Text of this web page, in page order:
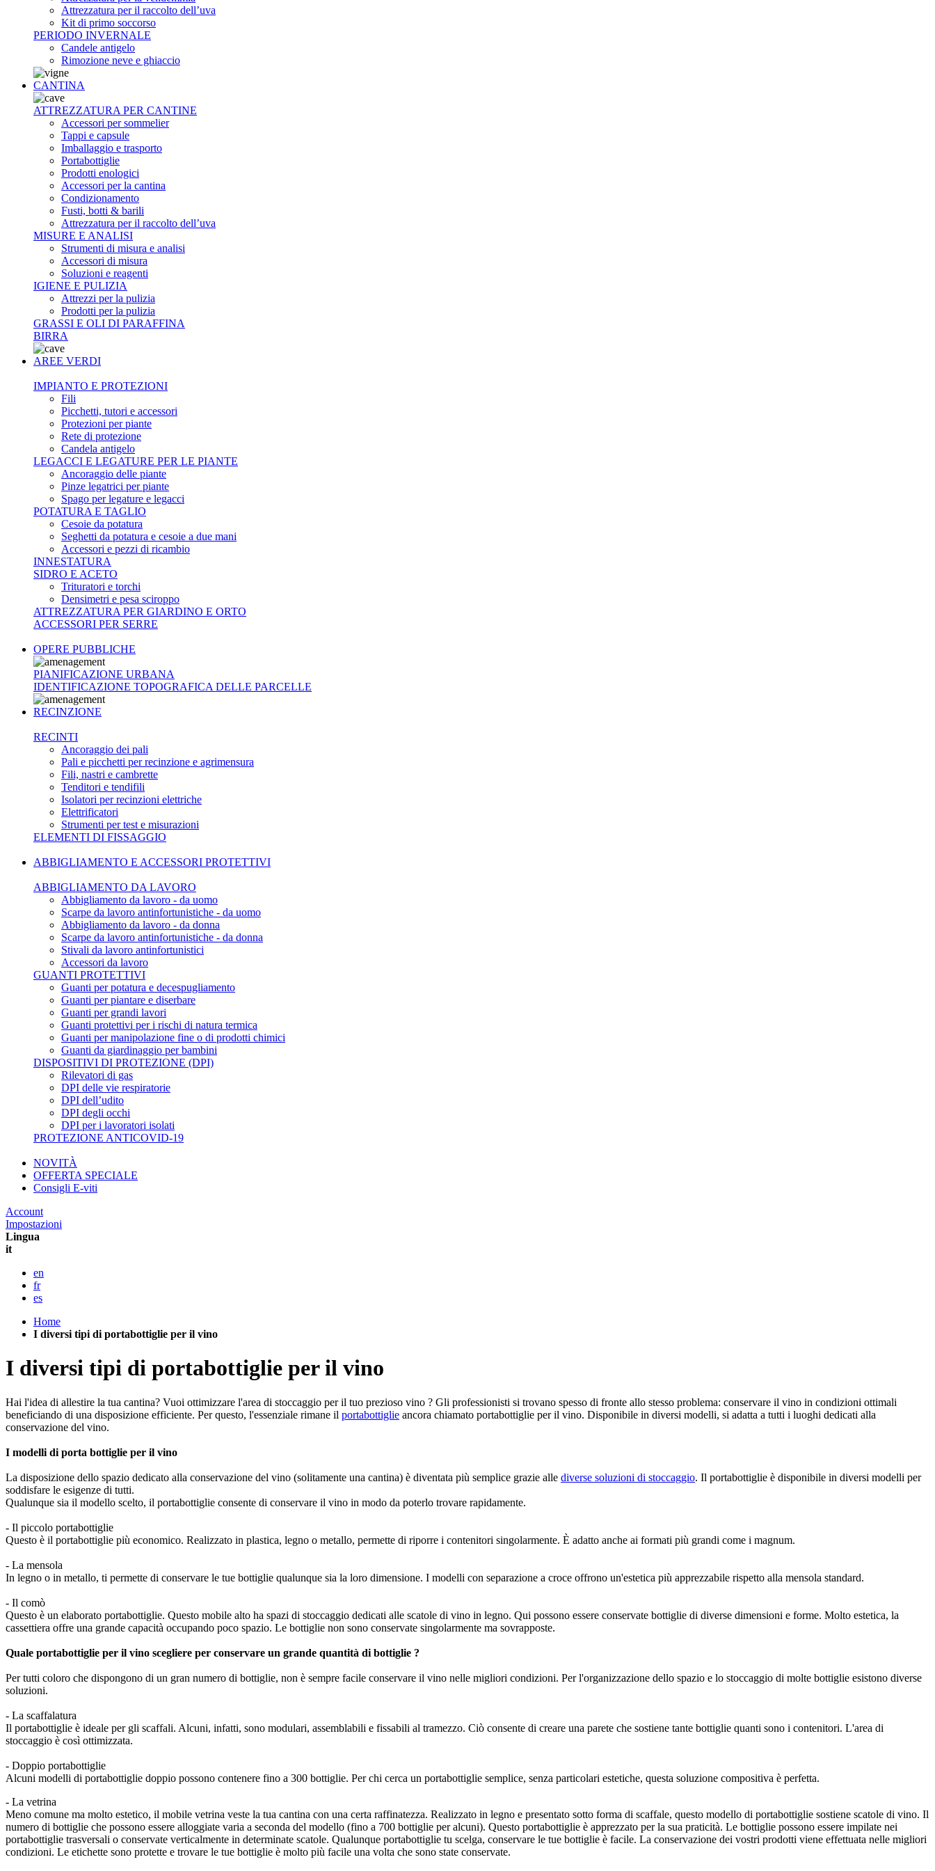
Attrezzatura per il raccolto dell’uva
Kit di primo soccorso
PERIODO INVERNALE
Candele antigelo
Rimozione neve e ghiaccio
CANTINA
ATTREZZATURA PER CANTINE
Accessori per sommelier
Tappi e capsule
Imballaggio e trasporto
Portabottiglie
Prodotti enologici
Accessori per la cantina
Condizionamento
Fusti, botti & barili
Attrezzatura per il raccolto dell’uva
MISURE E ANALISI
Strumenti di misura e analisi
Accessori di misura
Soluzioni e reagenti
IGIENE E PULIZIA
Attrezzi per la pulizia
Prodotti per la pulizia
GRASSI E OLI DI PARAFFINA
BIRRA
AREE VERDI
IMPIANTO E PROTEZIONI
Fili
Picchetti, tutori e accessori
Protezioni per piante
Rete di protezione
Candela antigelo
LEGACCI E LEGATURE PER LE PIANTE
Ancoraggio delle piante
Pinze legatrici per piante
Spago per legature e legacci
POTATURA E TAGLIO
Cesoie da potatura
Seghetti da potatura e cesoie a due mani
Accessori e pezzi di ricambio
INNESTATURA
SIDRO E ACETO
Trituratori e torchi
Densimetri e pesa sciroppo
ATTREZZATURA PER GIARDINO E ORTO
ACCESSORI PER SERRE
OPERE PUBBLICHE
PIANIFICAZIONE URBANA
IDENTIFICAZIONE TOPOGRAFICA DELLE PARCELLE
RECINZIONE
RECINTI
Ancoraggio dei pali
Pali e picchetti per recinzione e agrimensura
Fili, nastri e cambrette
Tenditori e tendifili
Isolatori per recinzioni elettriche
Elettrificatori
Strumenti per test e misurazioni
ELEMENTI DI FISSAGGIO
ABBIGLIAMENTO E ACCESSORI PROTETTIVI
ABBIGLIAMENTO DA LAVORO
Abbigliamento da lavoro - da uomo
Scarpe da lavoro antinfortunistiche - da uomo
Abbigliamento da lavoro - da donna
Scarpe da lavoro antinfortunistiche - da donna
Stivali da lavoro antinfortunistici
Accessori da lavoro
GUANTI PROTETTIVI
Guanti per potatura e decespugliamento
Guanti per piantare e diserbare
Guanti per grandi lavori
Guanti protettivi per i rischi di natura termica
Guanti per manipolazione fine o di prodotti chimici
Guanti da giardinaggio per bambini
DISPOSITIVI DI PROTEZIONE (DPI)
Rilevatori di gas
DPI delle vie respiratorie
DPI dell’udito
DPI degli occhi
DPI per i lavoratori isolati
PROTEZIONE ANTICOVID-19
NOVITÀ
OFFERTA SPECIALE
Consigli E-viti
Account
Impostazioni
Lingua
it
en
fr
es
Home
I diversi tipi di portabottiglie per il vino
I diversi tipi di portabottiglie per il vino
Hai l'idea di allestire la tua cantina? Vuoi ottimizzare l'area di stoccaggio per il tuo prezioso vino ? Gli professionisti si trovano spesso di fronte allo stesso problema: conservare il vino in condizioni ottimali
beneficiando di una disposizione efficiente. Per questo, l'essenziale rimane il portabottiglie ancora chiamato portabottiglie per il vino. Disponibile in diversi modelli, si adatta a tutti i luoghi dedicati alla
conservazione del vino.
I modelli di porta bottiglie per il vino
La disposizione dello spazio dedicato alla conservazione del vino (solitamente una cantina) è diventata più semplice grazie alle diverse soluzioni di stoccaggio. Il portabottiglie è disponibile in diversi modelli per
soddisfare le esigenze di tutti.
Qualunque sia il modello scelto, il portabottiglie consente di conservare il vino in modo da poterlo trovare rapidamente.
- Il piccolo portabottiglie
Questo è il portabottiglie più economico. Realizzato in plastica, legno o metallo, permette di riporre i contenitori singolarmente. È adatto anche ai formati più grandi come i magnum.
- La mensola
In legno o in metallo, ti permette di conservare le tue bottiglie qualunque sia la loro dimensione. I modelli con separazione a croce offrono un'estetica più apprezzabile rispetto alla mensola standard.
- Il comò
Questo è un elaborato portabottiglie. Questo mobile alto ha spazi di stoccaggio dedicati alle scatole di vino in legno. Qui possono essere conservate bottiglie di diverse dimensioni e forme. Molto estetica, la
cassettiera offre una grande capacità occupando poco spazio. Le bottiglie non sono conservate singolarmente ma sovrapposte.
Quale portabottiglie per il vino scegliere per conservare un grande quantità di bottiglie ?
Per tutti coloro che dispongono di un gran numero di bottiglie, non è sempre facile conservare il vino nelle migliori condizioni. Per l'organizzazione dello spazio e lo stoccaggio di molte bottiglie esistono diverse
soluzioni.
- La scaffalatura
Il portabottiglie è ideale per gli scaffali. Alcuni, infatti, sono modulari, assemblabili e fissabili al tramezzo. Ciò consente di creare una parete che sostiene tante bottiglie quanti sono i contenitori. L'area di
stoccaggio è così ottimizzata.
- Doppio portabottiglie
Alcuni modelli di portabottiglie doppio possono contenere fino a 300 bottiglie. Per chi cerca un portabottiglie semplice, senza particolari estetiche, questa soluzione compositiva è perfetta.
- La vetrina
Meno comune ma molto estetico, il mobile vetrina veste la tua cantina con una certa raffinatezza. Realizzato in legno e presentato sotto forma di scaffale, questo modello di portabottiglie sostiene scatole di vino. Il
numero di bottiglie che possono essere alloggiate varia a seconda del modello (fino a 700 bottiglie per alcuni). Questo portabottiglie è apprezzato per la sua praticità. Le bottiglie possono essere impilate nei
portabottiglie trasversali o conservate verticalmente in determinate scatole. Qualunque portabottiglie tu scelga, conservare le tue bottiglie è facile. La conservazione dei vostri prodotti viene effettuata nelle migliori
condizioni. Le etichette sono protette e trovare le tue bottiglie è molto più facile una volta che sono state conservate.